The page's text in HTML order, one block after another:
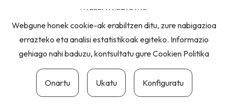
HARREMANETARAKO
Webgune honek cookie-ak erabiltzen ditu, zure nabigazioa
errazteko eta analisi estatistikoak egiteko. Informazio
gehiago nahi baduzu, kontsultatu gureCookien Politika
Onartu Ukatu Konfiguratu